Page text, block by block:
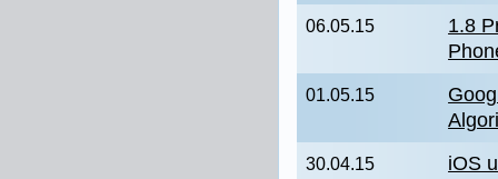
06.05.15
1.8
01.05.15
30.04.15
iOS